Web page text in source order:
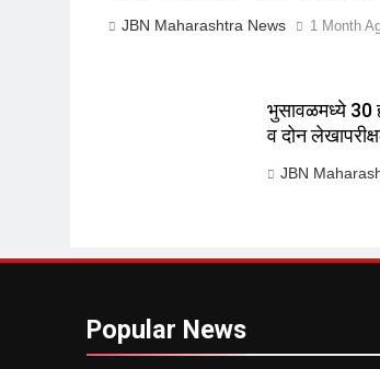
JBN Maharashtra News 1 Month
भुसावळमध्ये 30
व दोन
JBN
Popular News